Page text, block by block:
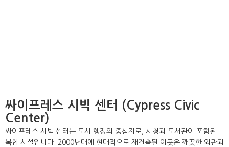
싸이프레스 시빅 센터 (Cypress Civic
Center)
싸이프레스 시빅 센터는 도시 행정의 중심지로, 시청과 도서관이 포함된
복합 시설입니다. 2000년대에 현대적으로 재건축된 이곳은 깨끗한 외관과